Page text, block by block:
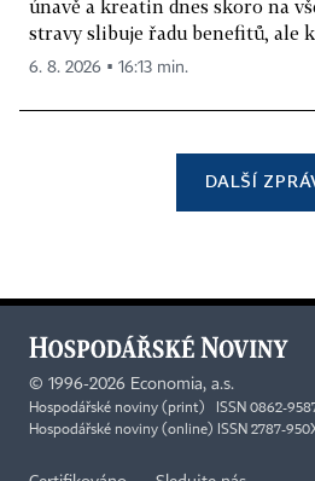
únavě a kreatin dnes skoro na
stravy slibuje řadu benefitů, ale
6. 8. 2026 ▪ 16:13 min.
DALŠÍ
© 1996-2026 Economia, a.s.
Hospodářské noviny (print) ISSN 0862-
Hospodářské noviny (online) ISSN 2787-